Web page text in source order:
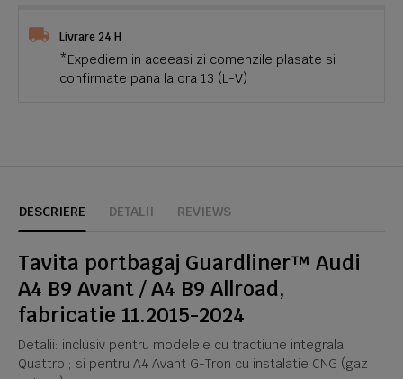
Livrare 24 H
*Expediem in aceeasi zi comenzile plasate si
confirmate pana la ora 13 (L-V)
DESCRIERE DETALII REVIEWS
Tavita portbagaj Guardliner™ Audi
A4 B9 Avant / A4 B9 Allroad,
fabricatie 11.2015-2024
Detalii: inclusiv pentru modelele cu tractiune integrala
Quattro ; si pentru A4 Avant G-Tron cu instalatie CNG (gaz